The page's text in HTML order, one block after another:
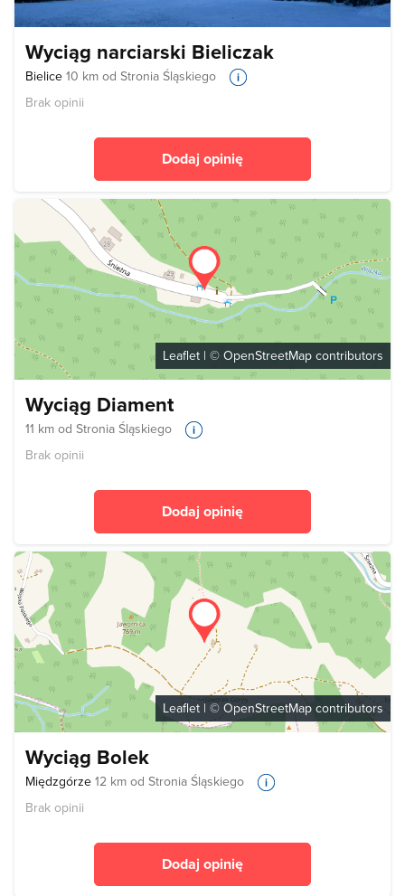
Wyciąg narciarski Bieliczak
Bielice 10 km od Stronia Śląskiego
Brak opinii
Dodaj opinię
Leaflet | © OpenStreetMap contributors
Wyciąg Diament
11 km od Stronia Śląskiego
Brak opinii
Dodaj opinię
Leaflet | © OpenStreetMap contributors
Wyciąg Bolek
Międzgórze 12 km od Stronia Śląskiego
Brak opinii
Dodaj opinię